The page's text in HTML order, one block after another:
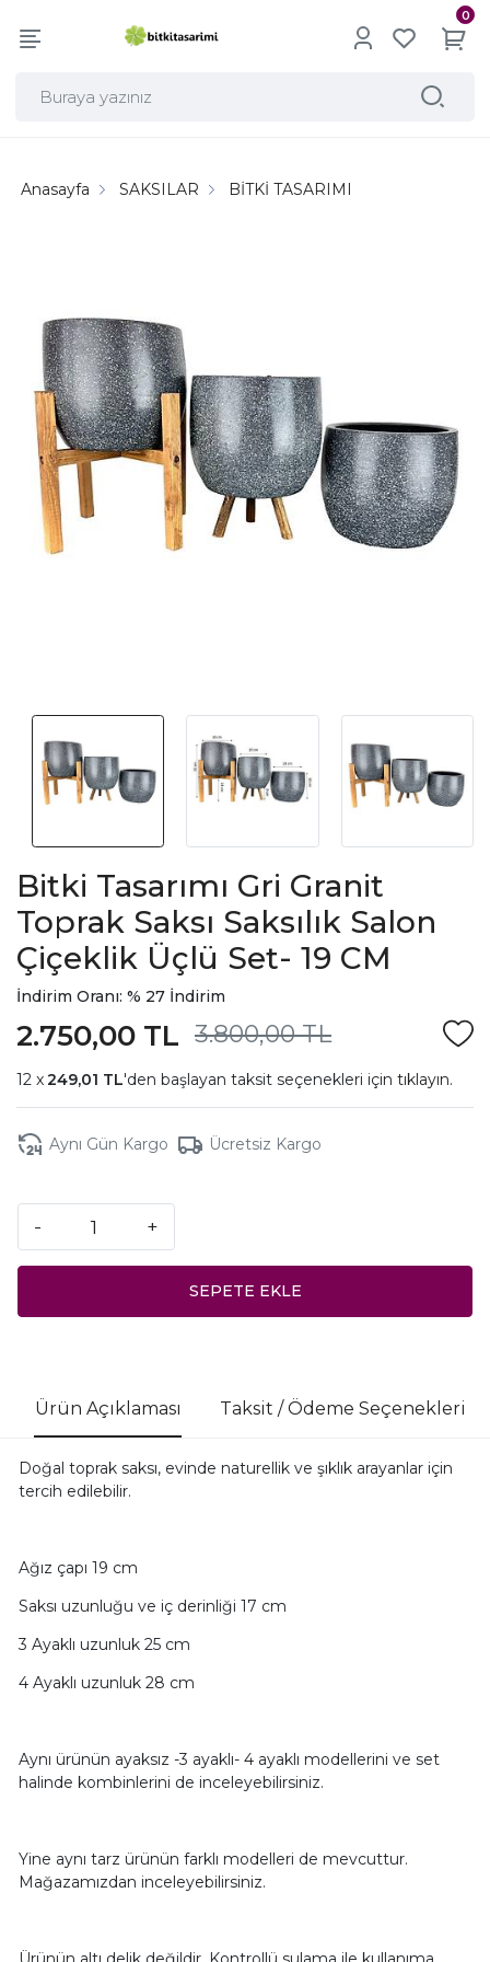
0
Anasayfa SAKSILAR BİTKİ TASARIMI
Bitki Tasarımı Gri Granit
Toprak Saksı Saksılık Salon
Çiçeklik Üçlü Set- 19 CM
İndirim Oranı: % 27 İndirim
3.800,00 TL
2.750,00 TL
249,01 TL'den başlayan taksit seçenekleri için tıklayın.
Aynı Gün Kargo Ücretsiz Kargo
- +
SEPETE EKLE
Ürün Açıklaması Taksit / Ödeme Seçenekleri
Doğal toprak saksı, evinde naturellik ve şıklık arayanlar için
tercih edilebilir.
Ağız çapı 19 cm
Saksı uzunluğu ve iç derinliği 17 cm
3 Ayaklı uzunluk 25 cm
4 Ayaklı uzunluk 28 cm
Aynı ürünün ayaksız -3 ayaklı- 4 ayaklı modellerini ve set
halinde kombinlerini de inceleyebilirsiniz.
Yine aynı tarz ürünün farklı modelleri de mevcuttur.
Mağazamızdan inceleyebilirsiniz.